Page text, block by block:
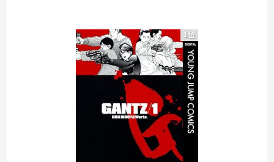
【朗報】日本のおじいちゃん・おばあちゃん、半数以上がSNSを使いこなしていたｗｗｗｗｗ
ジャンポケ斎藤と代理人のやりとり、「地獄すぎて完全にコントになってる……」と衝撃を受ける人が続出中
大阪府の小学校でイスラム教の指導者が授業を行い物議を醸す！ #大阪 #イスラム教 #モスク
1位